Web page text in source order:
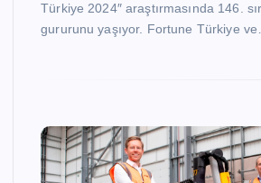
Türkiye 2024″ araştırmasında 146.
gururunu yaşıyor. Fortune Türkiye